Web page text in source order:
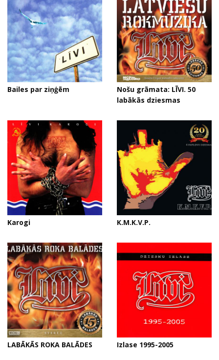
Bailes par ziņģēm
Nošu grāmata: LĪVI. 50
labākās dziesmas
Karogi K.M.K.V.P.
LABĀKĀS ROKA BALĀDES Izlase 1995-2005